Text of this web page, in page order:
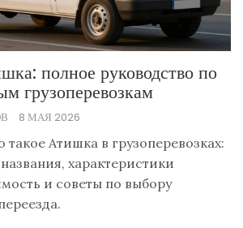
полное руководство по
грузоперевозкам
8 МАЯ 2026
такое Атишка в грузоперевозках:
характеристики
и советы по выбору